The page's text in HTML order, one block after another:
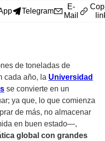
Telegram
E-
Mail
de toneladas de
cada año, la Universidad
se convierte en un
ya que, lo que comienza
de más, no almacenar
en buen estado—,
global con grandes